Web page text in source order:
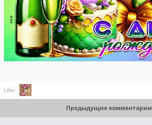
Like:
Предыдущие комментарии